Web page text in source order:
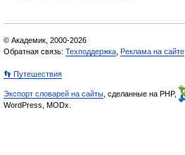
© Академик, 2000-2026
Обратная связь: Техподдержка Реклама на сайте
👣 Путешествия
Экспорт словарей на сайты , сделанные на PHP,
WordPress, MODx.